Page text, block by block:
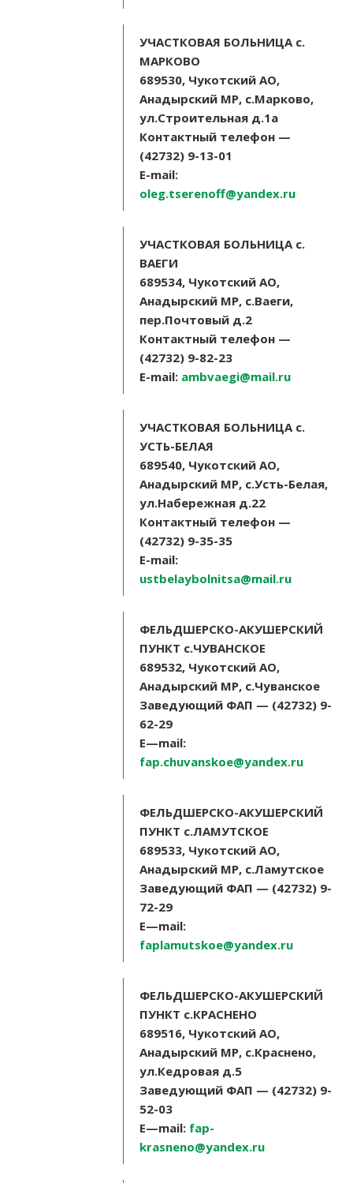
УЧАСТКОВАЯ БОЛЬНИЦА с.
МАРКОВО
689530, Чукотский АО,
Анадырский МР, с.Марково,
ул.Строительная д.1а
Контактный телефон —
(42732) 9-13-01
E-mail:
oleg.tserenoff@yandex.ru
УЧАСТКОВАЯ БОЛЬНИЦА с.
ВАЕГИ
689534, Чукотский АО,
Анадырский МР, с.Ваеги,
пер.Почтовый д.2
Контактный телефон —
(42732) 9-82-23
E-mail: ambvaegi@mail.ru
УЧАСТКОВАЯ БОЛЬНИЦА с.
УСТЬ-БЕЛАЯ
689540, Чукотский АО,
Анадырский МР, с.Усть-Белая,
ул.Набережная д.22
Контактный телефон —
(42732) 9-35-35
E-mail:
ustbelaybolnitsa@mail.ru
ФЕЛЬДШЕРСКО-АКУШЕРСКИЙ
ПУНКТ с.ЧУВАНСКОЕ
689532, Чукотский АО,
Анадырский МР, с.Чуванское
Заведующий ФАП — (42732) 9-
62-29
E—mail:
fap.chuvanskoe@yandex.ru
ФЕЛЬДШЕРСКО-АКУШЕРСКИЙ
ПУНКТ с.ЛАМУТСКОЕ
689533, Чукотский АО,
Анадырский МР, с.Ламутское
Заведующий ФАП — (42732) 9-
72-29
E—mail:
faplamutskoe@yandex.ru
ФЕЛЬДШЕРСКО-АКУШЕРСКИЙ
ПУНКТ с.КРАСНЕНО
689516, Чукотский АО,
Анадырский МР, с.Краснено,
ул.Кедровая д.5
Заведующий ФАП — (42732) 9-
52-03
E—mail: fap-
krasneno@yandex.ru